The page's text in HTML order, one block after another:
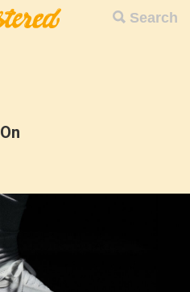
Search
On